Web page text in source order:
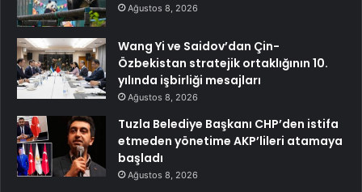
Ağustos 8, 2026
Wang Yi ve Saidov’dan Çin-
Özbekistan stratejik ortaklığının 10.
yılında işbirliği mesajları
Ağustos 8, 2026
Tuzla Belediye Başkanı CHP’den istifa
etmeden yönetime AKP’lileri atamaya
başladı
Ağustos 8, 2026